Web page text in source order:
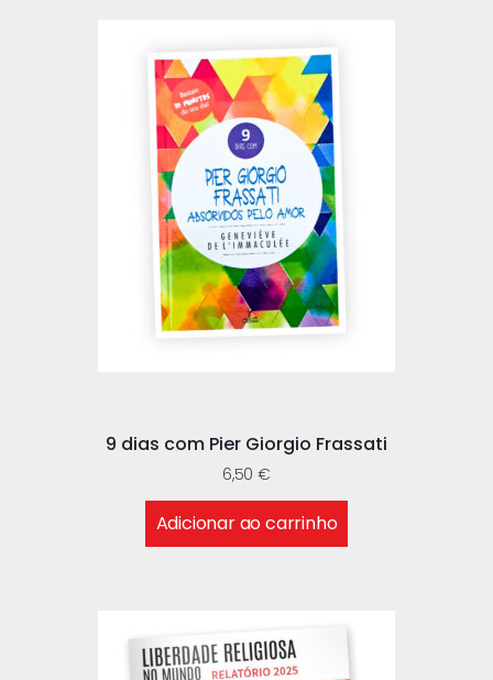
9 dias com Pier Giorgio Frassati
6,50€
Adicionar ao carrinho